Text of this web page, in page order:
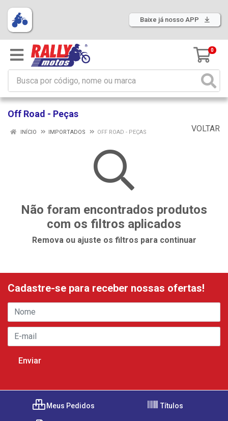
Baixe já nosso APP
0
Off Road - Peças
VOLTAR
INÍCIO IMPORTADOS OFF ROAD - PEÇAS
Não foram encontrados produtos
com os filtros aplicados
Remova ou ajuste os filtros para continuar
Cadastre-se para receber nossas ofertas!
Meus Pedidos Títulos